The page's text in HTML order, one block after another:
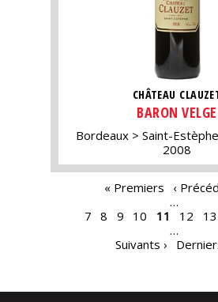
CHÂTEAU
BARON VELGE
Bordeaux Saint-Estèphe
2008
« Premiers
‹
…
7
8 9 10 11 12 13
…
Suivants ›